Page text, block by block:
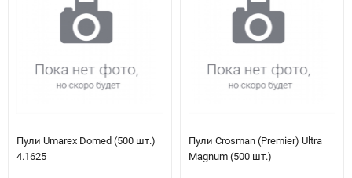
Пули Umarex Domed (500 шт.)
4.1625
Пули Crosman (Premier) Ultra
Magnum (500 шт.)